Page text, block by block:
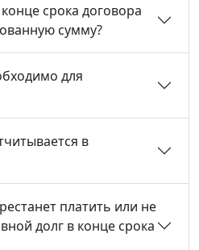
срока договора
сумму?
для
в
платить или не
долг в конце срока